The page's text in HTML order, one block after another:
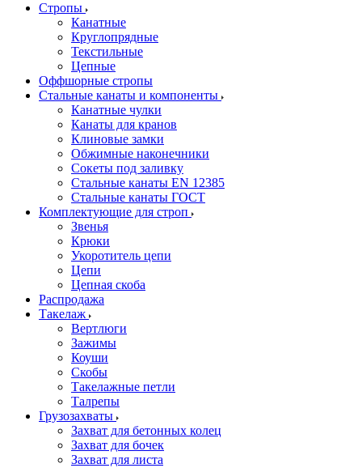
Стропы
Канатные
Круглопрядные
Текстильные
Цепные
Оффшорные стропы
Стальные канаты и компоненты
Канатные чулки
Канаты для кранов
Клиновые замки
Обжимные наконечники
Сокеты под заливку
Стальные канаты EN 12385
Стальные канаты ГОСТ
Комплектующие для строп
Звенья
Крюки
Укоротитель цепи
Цепи
Цепная скоба
Распродажа
Такелаж
Вертлюги
Зажимы
Коуши
Скобы
Такелажные петли
Талрепы
Грузозахваты
Захват для бетонных колец
Захват для бочек
Захват для листа